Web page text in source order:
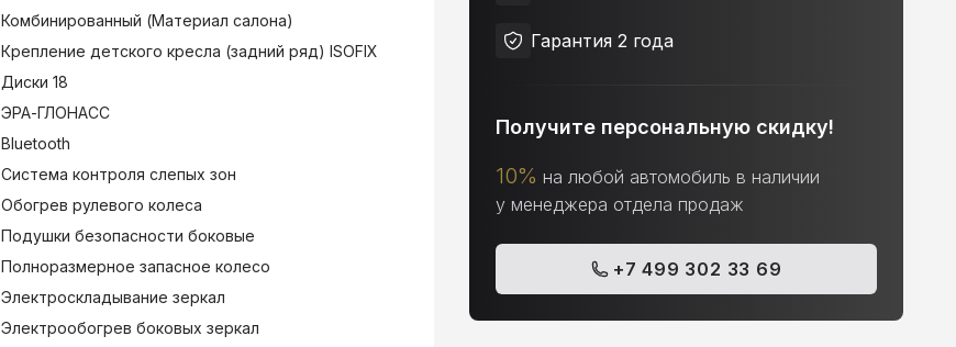
Комбинированный (Материал салона)
Крепление детского кресла (задний ряд) ISOFIX
Диски 18
ЭРА-ГЛОНАСС
Bluetooth
Система контроля слепых зон
Обогрев рулевого колеса
Подушки безопасности боковые
Полноразмерное запасное колесо
Электроскладывание зеркал
Электрообогрев боковых зеркал
Гарантия 2 года
Получите персональную скидку!
10% на любой автомобиль в наличии
у менеджера отдела продаж
+7 499 302 33 69